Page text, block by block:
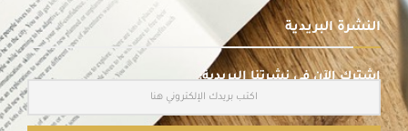
النشرة البريدية
اشترك الآن في نشرتنا البريدية: